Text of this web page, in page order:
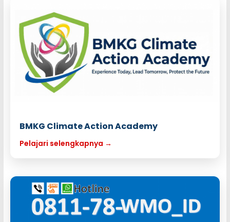
BMKG Climate Action Academy
Pelajari selengkapnya →